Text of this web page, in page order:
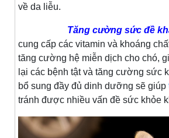
về da liễu.
Tăng cường sức đề
cung cấp các vitamin và khoáng
tăng cường hệ miễn dịch cho chó,
lại các bệnh tật và tăng cường sức
bổ sung đầy đủ dinh dưỡng sẽ giúp
tránh được nhiều vấn đề sức khỏe